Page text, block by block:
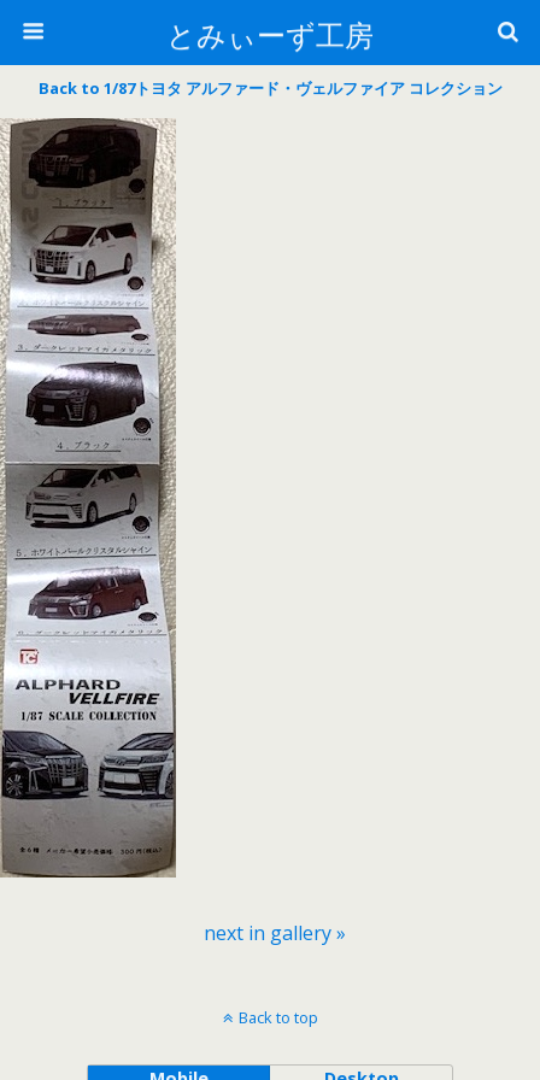
とみぃーず工房
Back to 1/87トヨタ アルファード・ヴェルファイア コレクション
next in gallery »
Back to top